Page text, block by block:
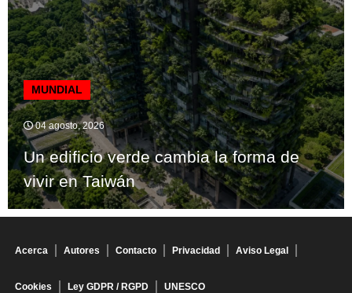
MUNDIAL
04 agosto, 2026
Un edificio verde cambia la forma de
vivir en Taiwán
Acerca Autores Contacto Privacidad Aviso Legal
Cookies Ley GDPR / RGPD UNESCO